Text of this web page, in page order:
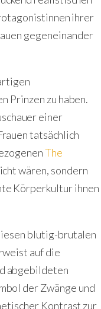
ihrer
gegeneinander
Prinzen zu haben.
einer
tatsächlich
The
wären, sondern
Körperkultur ihnen
blutig-brutalen
auf die
abgebildeten
der Zwänge und
Kontrast zur